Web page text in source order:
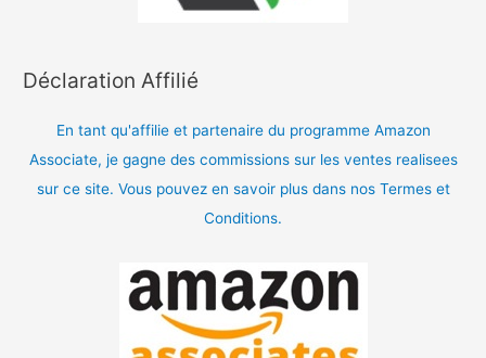
Déclaration Affilié
En tant qu'affilie et partenaire du programme Amazon
Associate, je gagne des commissions sur les ventes realisees
sur ce site. Vous pouvez en savoir plus dans nos Termes et
Conditions.